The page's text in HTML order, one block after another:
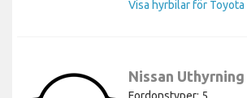
Visa hyrbilar för Toyota
Nissan Uthyrning